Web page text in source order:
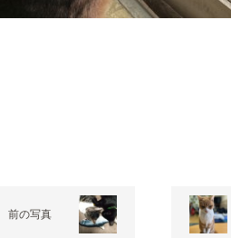
前の写真